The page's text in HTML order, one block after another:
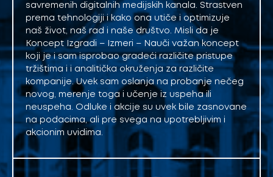
savremenih digitalnih medijskih kanala. Strastven
prema tehnologiji i kako ona utiče i optimizuje
naš život, naš rad i naše društvo. Misli da je
Koncept Izgradi – Izmeri – Nauči važan koncept
koji je i sam isprobao gradeći različite pristupe
tržištima i i analitička okruženja za različite
kompanije. Uvek sam oslanja na probanje nečeg
novog, merenje toga i učenje iz uspeha ili
neuspeha. Odluke i akcije su uvek bile zasnovane
na podacima, ali pre svega na upotrebljivim i
akcionim uvidima.